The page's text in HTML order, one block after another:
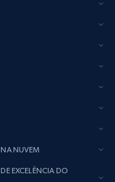
dataset
id, Avatar, Profile
Description, and
NUVEM
EXCELÊNCIA DO